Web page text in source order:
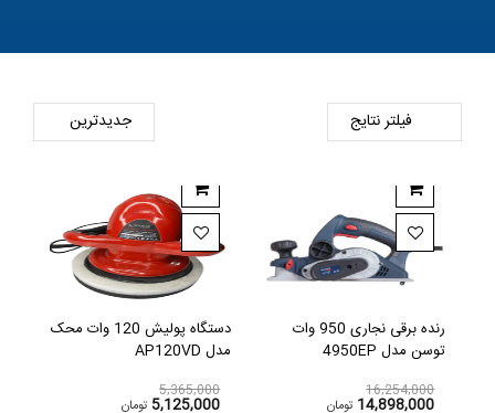
فیلتر نتایج
رنده برقی نجاری 950 وات
توسن مدل 4950EP
16,254,000
14,898,000 تومان
دستگاه پولیش 120 وات محک
مدل AP120VD
5,365,000
5,125,000 تومان